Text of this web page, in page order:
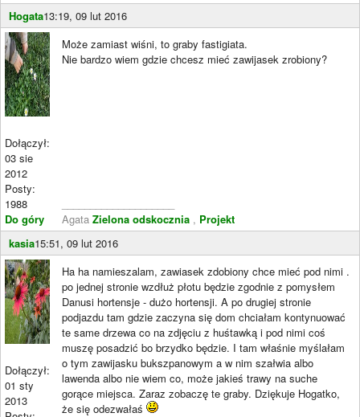
Hogata13:19, 09 lut 2016
Dołączył:
03 sie
2012
Posty:
1988
Do góry
Może zamiast wiśni, to graby fastigiata.
Nie bardzo wiem gdzie chcesz mieć zawijasek zrobiony?
Agata Zielona odskocznia , Projekt
kasia15:51, 09 lut 2016
Dołączył:
01 sty
2013
Ha ha namieszalam, zawiasek zdobiony chce mieć pod nimi .
po jednej stronie wzdłuż płotu będzie zgodnie z pomysłem
Danusi hortensje - dużo hortensji. A po drugiej stronie
podjazdu tam gdzie zaczyna się dom chciałam kontynuować
te same drzewa co na zdjęciu z huśtawką i pod nimi coś
muszę posadzić bo brzydko będzie. I tam właśnie myślałam
o tym zawijasku bukszpanowym a w nim szałwia albo
lawenda albo nie wiem co, może jakieś trawy na suche
gorące miejsca. Zaraz zobaczę te graby. Dziękuje Hogatko,
że się odezwałaś